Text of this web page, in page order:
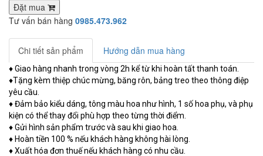
Đặt mua
Tư vấn bán hàng 0985.473.962
Chi tiết sản phẩm Hướng dẫn mua hàng
♦ Giao hàng nhanh trong vòng 2h kể từ khi hoàn tất thanh toán.
♦Tặng kèm thiệp chúc mừng, băng rôn, bảng treo theo thông điệp
yêu cầu.
♦ Đảm bảo kiểu dáng, tông màu hoa như hình, 1 số hoa phụ, và phụ
kiện có thể thay đổi phù hợp theo từng thời điểm.
♦ Gửi hình sản phẩm trước và sau khi giao hoa.
♦ Hoàn tiền 100 % nếu khách hàng không hài lòng.
♦ Xuất hóa đơn thuế nếu khách hàng có nhu cầu.